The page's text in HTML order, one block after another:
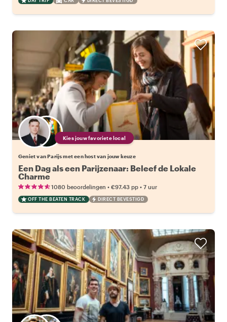
Kies jouw favoriete local
Geniet van Parijs met een host van jouw keuze
Een Dag als een Parijzenaar: Beleef de Lokale
Charme
1080 beoordelingen • €97.43 pp • 7 uur
OFF THE BEATEN TRACK DIRECT BEVESTIGD